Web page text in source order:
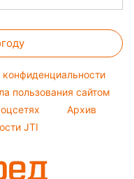
конфиденциальности
пользования сайтом
Архив
JTI